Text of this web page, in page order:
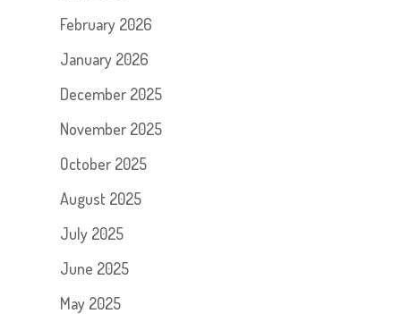
February 2026
January 2026
December 2025
November 2025
October 2025
August 2025
July 2025
June 2025
May 2025